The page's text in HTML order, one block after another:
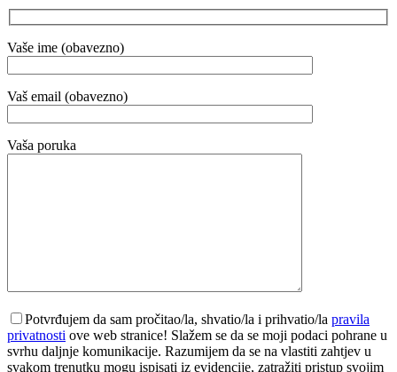
Vaše ime (obavezno)
Vaš email (obavezno)
Vaša poruka
Potvrđujem da sam pročitao/la, shvatio/la i prihvatio/la pravila
privatnosti ove web stranice! Slažem se da se moji podaci pohrane u
svrhu daljnje komunikacije. Razumijem da se na vlastiti zahtjev u
svakom trenutku mogu ispisati iz evidencije, zatražiti pristup svojim